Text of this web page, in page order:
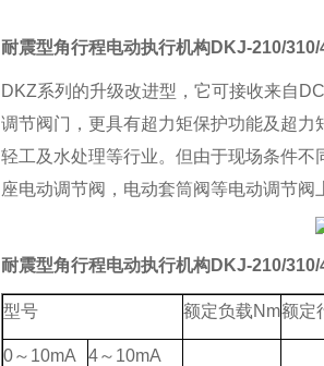
耐震型角行程电动执行机构DKJ-210/310/
DKZ系列的升级改进型，它可接收来自
调节阀门，更具有超力矩保护功能及超力
轻工及水处理等行业。但由于现场条件
座电动调节阀，电动套筒阀等电动调节阀
耐震型角行程电动执行机构DKJ-210/310/
型号 额定负载Nm额定
0～10mA 4～10mA